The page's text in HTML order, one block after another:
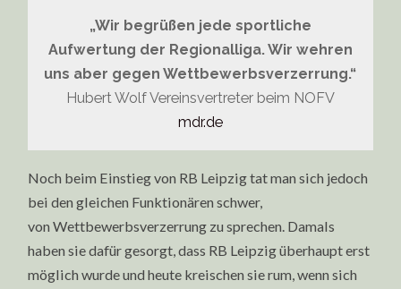
„Wir begrüßen jede sportliche
Aufwertung der Regionalliga. Wir wehren
uns aber gegen Wettbewerbsverzerrung.“
Hubert Wolf Vereinsvertreter beim NOFV
mdr.de
Noch beim Einstieg von RB Leipzig tat man sich jedoch
bei den gleichen Funktionären schwer,
von Wettbewerbsverzerrung zu sprechen. Damals
haben sie dafür gesorgt, dass RB Leipzig überhaupt erst
möglich wurde und heute kreischen sie rum, wenn sich